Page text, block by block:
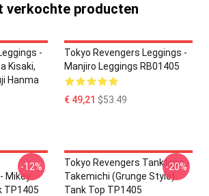
verkochte producten
-
Kisaki,
Hanma
Tokyo Revengers Leggings -
Manjiro Leggings RB01405
€ 49,21 $53.49
TP1405
-12%
Tokyo Revengers Tanktops -
Takemichi (Grunge Style)
Tank Top TP1405
-20%